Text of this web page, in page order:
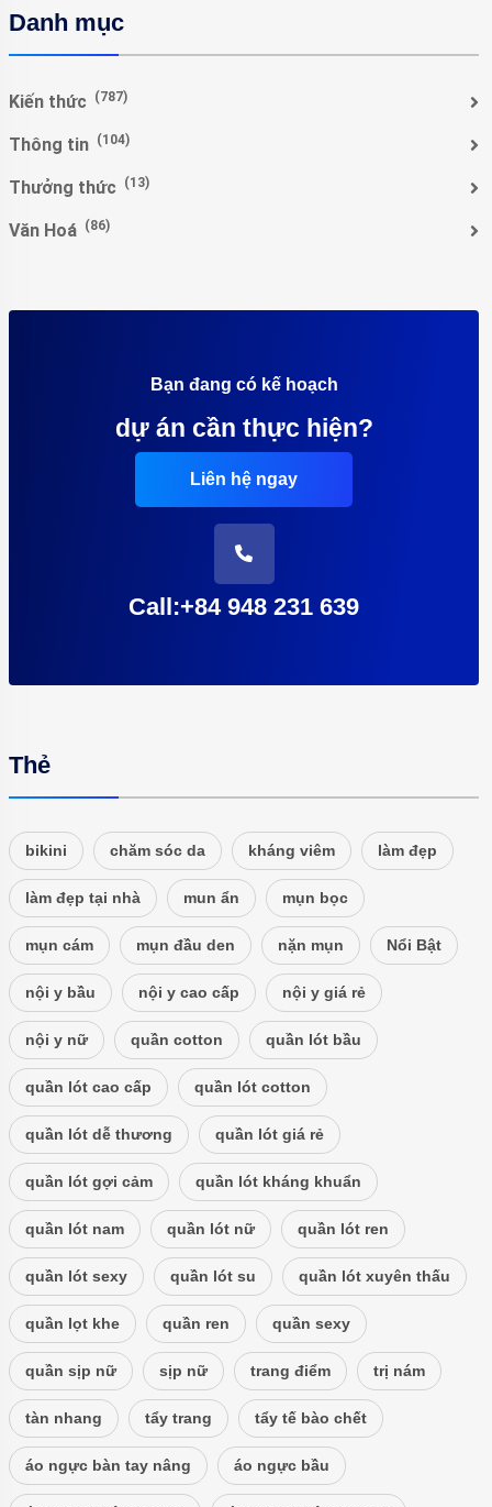
Danh mục
Kiến thức (787)
Thông tin (104)
Thưởng thức (13)
Văn Hoá (86)
Bạn đang có kế hoạch
dự án cần thực hiện?
Liên hệ ngay
Call:+84 948 231 639
Thẻ
bikini chăm sóc da kháng viêm làm đẹp
làm đẹp tại nhà mun ẩn mụn bọc
mụn cám mụn đầu den nặn mụn Nổi Bật
nội y bầu nội y cao cấp nội y giá rẻ
nội y nữ quần cotton quần lót bầu
quần lót cao cấp quần lót cotton
quần lót dễ thương quần lót giá rẻ
quần lót gợi cảm quần lót kháng khuẩn
quần lót nam quần lót nữ quần lót ren
quần lót sexy quần lót su quần lót xuyên thấu
quần lọt khe quần ren quần sexy
quần sịp nữ sịp nữ trang điểm trị nám
tàn nhang tẩy trang tẩy tế bào chết
áo ngực bàn tay nâng áo ngực bầu